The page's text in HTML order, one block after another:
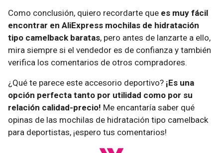
Como conclusión, quiero recordarte que es muy fácil
encontrar en AliExpress mochilas de hidratación
tipo camelback baratas, pero antes de lanzarte a ello,
mira siempre si el vendedor es de confianza y también
verifica los comentarios de otros compradores.
¿Qué te parece este accesorio deportivo? ¡Es una
opción perfecta tanto por utilidad como por su
relación calidad-precio! Me encantaría saber qué
opinas de las mochilas de hidratación tipo camelback
para deportistas, ¡espero tus comentarios!